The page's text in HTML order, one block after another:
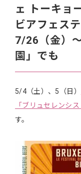
ェ トーキョ
ビアフェス
7/26（金）
園」でも
5/4（土）、5（日）
「ブリュセレンシ
す。